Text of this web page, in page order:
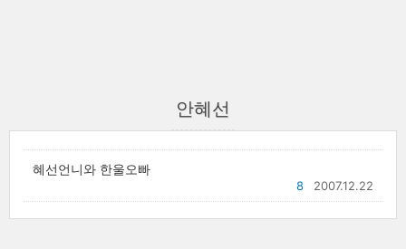
안혜선
혜선언니와 한울오빠
2007.12.22
8